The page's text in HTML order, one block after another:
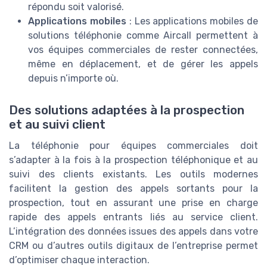
répondu soit valorisé.
Applications mobiles : Les applications mobiles de
solutions téléphonie comme Aircall permettent à
vos équipes commerciales de rester connectées,
même en déplacement, et de gérer les appels
depuis n’importe où.
Des solutions adaptées à la prospection
et au suivi client
La téléphonie pour équipes commerciales doit
s’adapter à la fois à la prospection téléphonique et au
suivi des clients existants. Les outils modernes
facilitent la gestion des appels sortants pour la
prospection, tout en assurant une prise en charge
rapide des appels entrants liés au service client.
L’intégration des données issues des appels dans votre
CRM ou d’autres outils digitaux de l’entreprise permet
d’optimiser chaque interaction.